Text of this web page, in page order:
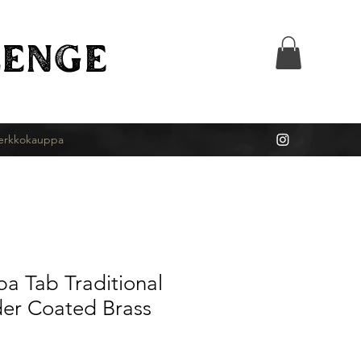
Tab Traditional
Coated Brass